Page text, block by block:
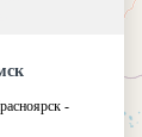
-